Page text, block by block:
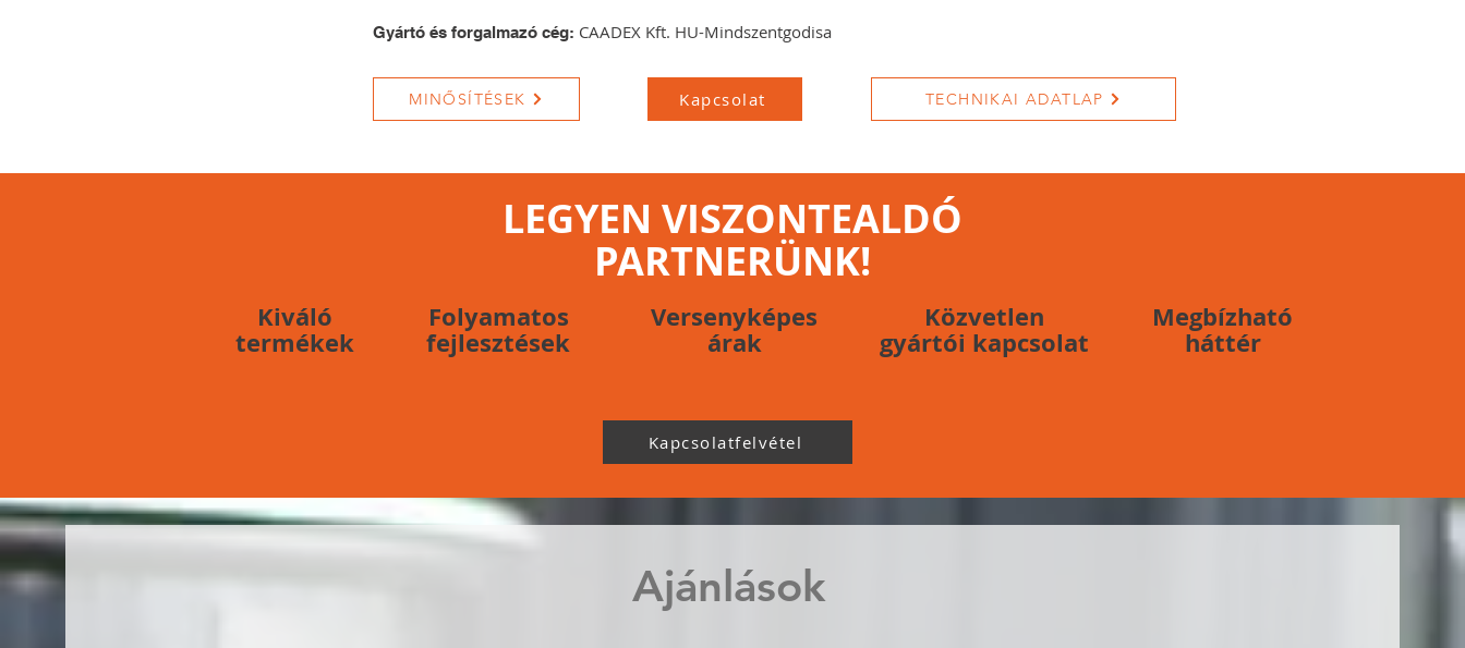
Gyártó és forgalmazó cég: CAADEX Kft. HU-Mindszentgodisa
MINŐSÍTÉSEK Kapcsolat TECHNIKAI ADATLAP
LEGYEN VISZONTEALDÓ
PARTNERÜNK!
Kiváló
termékek
Folyamatos
fejlesztések
Versenyképes
árak
Közvetlen
gyártói kapcsolat
Megbízható
háttér
Kapcsolatfelvétel
Ajánlások